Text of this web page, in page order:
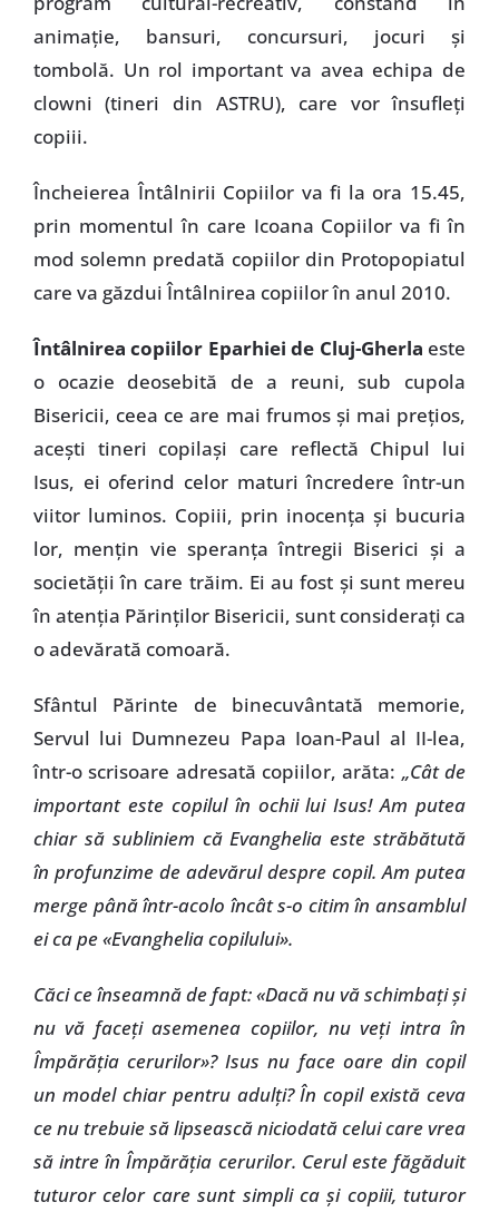
animaţie, bansuri, concursuri, jocuri şi
tombolă. Un rol important va avea echipa de
clowni (tineri din ASTRU), care vor însufleţi
copiii.
Încheierea Întâlnirii Copiilor va fi la ora 15.45,
prin momentul în care Icoana Copiilor va fi în
mod solemn predată copiilor din Protopopiatul
care va găzdui Întâlnirea copiilor în anul 2010.
Întâlnirea copiilor Eparhiei de Cluj-Gherla este
o ocazie deosebită de a reuni, sub cupola
Bisericii, ceea ce are mai frumos şi mai preţios,
aceşti tineri copilaşi care reflectă Chipul lui
Isus, ei oferind celor maturi încredere într-un
viitor luminos. Copiii, prin inocenţa şi bucuria
lor, menţin vie speranţa întregii Biserici şi a
societăţii în care trăim. Ei au fost şi sunt mereu
în atenţia Părinţilor Bisericii, sunt consideraţi ca
o adevărată comoară.
Sfântul Părinte de binecuvântată memorie,
Servul lui Dumnezeu Papa Ioan-Paul al II-lea,
într-o scrisoare adresată copiilor, arăta: „Cât de
important este copilul în ochii lui Isus! Am putea
chiar să subliniem că Evanghelia este străbătută
în profunzime de adevărul despre copil. Am putea
merge până într-acolo încât s-o citim în ansamblul
ei ca pe «Evanghelia copilului».
Căci ce înseamnă de fapt: «Dacă nu vă schimbaţi şi
nu vă faceţi asemenea copiilor, nu veţi intra în
Împărăţia cerurilor»? Isus nu face oare din copil
un model chiar pentru adulţi? În copil există ceva
ce nu trebuie să lipsească niciodată celui care vrea
să intre în Împărăţia cerurilor. Cerul este făgăduit
tuturor celor care sunt simpli ca şi copiii, tuturor